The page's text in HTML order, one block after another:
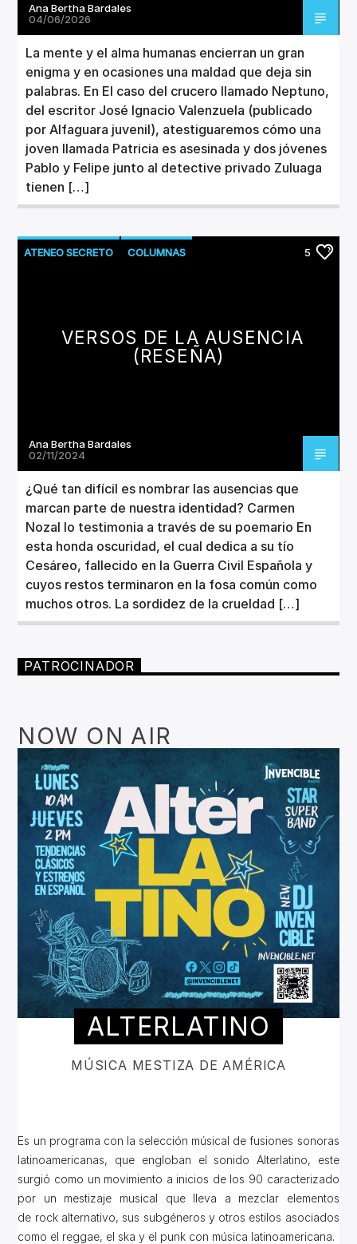
Ana Bertha Bardales
04/06/2026
La mente y el alma humanas encierran un gran
enigma y en ocasiones una maldad que deja sin
palabras. En El caso del crucero llamado Neptuno,
del escritor José Ignacio Valenzuela (publicado
por Alfaguara juvenil), atestiguaremos cómo una
joven llamada Patricia es asesinada y dos jóvenes
Pablo y Felipe junto al detective privado Zuluaga
tienen […]
ATENEO SECRETO COLUMNAS 5
VERSOS DE LA AUSENCIA
(RESEÑA)
Ana Bertha Bardales
02/11/2024
¿Qué tan difícil es nombrar las ausencias que
marcan parte de nuestra identidad? Carmen
Nozal lo testimonia a través de su poemario En
esta honda oscuridad, el cual dedica a su tío
Cesáreo, fallecido en la Guerra Civil Española y
cuyos restos terminaron en la fosa común como
muchos otros. La sordidez de la crueldad […]
PATROCINADOR
NOW ON AIR
ALTERLATINO
MÚSICA MESTIZA DE AMÉRICA
Es un programa con la selección músical de fusiones sonoras
latinoamericanas, que engloban el sonido Alterlatino, este
surgió como un movimiento a inicios de los 90 caracterizado
por un mestizaje musical que lleva a mezclar elementos
de rock alternativo, sus subgéneros y otros estilos asociados
como el reggae, el ska y el punk con música latinoamericana.